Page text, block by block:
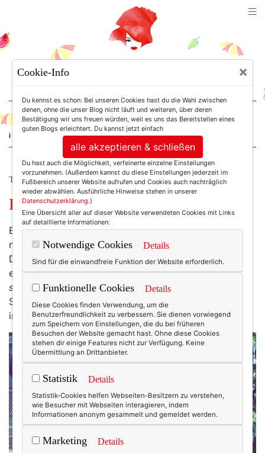
For Women. Not Girls.
TEXTERELLA AUF REISEN.
Bushwick Heat.
Es ist Mittwochabend, kurz vor halb neun. Ich bin
müde, habe während des Rückflugs kaum geschlafen.
Der Koffer ist noch unausgepackt, ohnehin muss ich
eigentlich meine WELT-Kolumne für Freitag schreiben,
sehr eigentlichsogar, denn Abgabe ist morgen.
Stattdessen sitze ich auf der Terrasse – und schwelge
in New-York-Bildern! Ja, vernünftig ist anders.
Cookie-Info ×
Du kennst es schon: Bei unseren Cookies hast du die Wahl zwischen
denen, ohne die unser Blog nicht läuft und weiteren, über deren
Bestätigung wir uns freuen würden, weil es uns das Bereitstellen eines
guten Blogs erleichtert. Du kannst jetzt einfach
alle akzeptieren & schließen
Du hast auch die Möglichkeit, verfeinerte einzelne Einstellungen
vorzunehmen. (Außerdem kannst du diese Einstellungen jederzeit im
Fußbereich unserer Website aufrufen und Cookies auch nachträglich
wieder abwählen. Ausführliche Hinweise stehen in unserer
Datenschutzerklärung.)
Eine Übersicht aller auf dieser Website verwendeten Cookies mit Links
auf detaillierte Informationen:
Notwendige Cookies Details
Sind für die einwandfreie Funktion der Website erforderlich.
Funktionelle Cookies Details
Diese Cookies finden Verwendung, um die
Benutzerfreundlichkeit zu verbessern. Sie dienen vorwiegend
zum Speichern von Einstellungen, die du bei früheren
Besuchen der Website gemacht hast. Ohne diese Cookies
stehen dir einige Features nicht zur Verfügung. Keine
Übermittlung an Drittanbieter.
Statistik Details
Statistik-Cookies helfen Webseiten-Besitzern zu verstehen,
wie Besucher mit Webseiten interagieren, indem
Informationen anonym gesammelt und gemeldet werden.
Marketing Details